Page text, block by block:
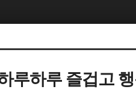
루하루 즐겁고